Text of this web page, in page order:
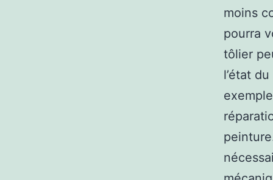
moins
pourra
tôlier
l’état